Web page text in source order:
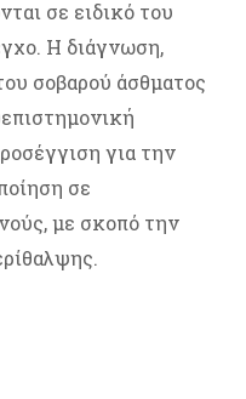
σε ειδικό του
Η διάγνωση,
σοβαρού άσθματος
για την
σε
με σκοπό την